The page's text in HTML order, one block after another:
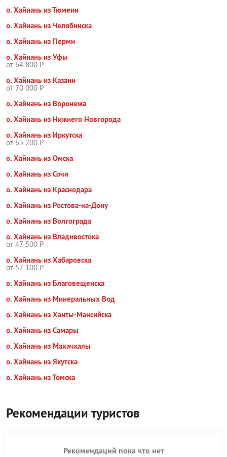
о. Хайнань из Тюмени
о. Хайнань из Челябинска
о. Хайнань из Перми
о. Хайнань из Уфы
от 64 800 Р
о. Хайнань из Казани
от 70 000 Р
о. Хайнань из Воронежа
о. Хайнань из Нижнего Новгорода
о. Хайнань из Иркутска
от 63 200 Р
о. Хайнань из Омска
о. Хайнань из Сочи
о. Хайнань из Краснодара
о. Хайнань из Ростова-на-Дону
о. Хайнань из Волгограда
о. Хайнань из Владивостока
от 47 500 Р
о. Хайнань из Хабаровска
от 57 100 Р
о. Хайнань из Благовещенска
о. Хайнань из Минеральных Вод
о. Хайнань из Ханты-Мансийска
о. Хайнань из Самары
о. Хайнань из Махачкалы
о. Хайнань из Якутска
о. Хайнань из Томска
Рекомендации туристов
Рекомендаций пока что нет